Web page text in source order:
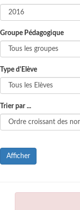
Groupe Pédagogique
Type d'Elève
Trier par ...
Afficher